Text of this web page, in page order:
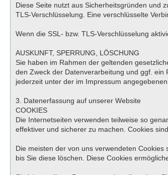
Diese Seite nutzt aus Sicherheitsgründen und
TLS-Verschlüsselung. Eine verschlüsselte
Wenn die SSL- bzw. TLS-Verschlüsselung
AUSKUNFT, SPERRUNG, LÖSCHUNG
Sie haben im Rahmen der geltenden
den Zweck der Datenverarbeitung und ggf.
jederzeit unter der im Impressum
3. Datenerfassung auf unserer Website
COOKIES
Die Internetseiten verwenden teilweise so
effektiver und sicherer zu machen. Cookies
Die meisten der von uns verwendeten
bis Sie diese löschen. Diese Cookies